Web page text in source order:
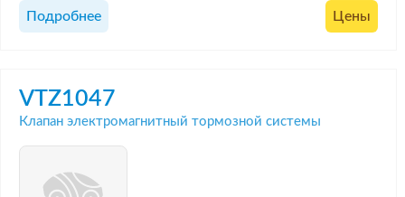
Подробнее Цены
VTZ1047
Клапан электромагнитный тормозной системы